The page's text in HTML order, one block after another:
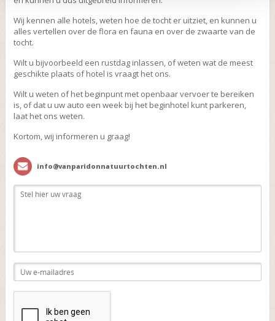
Wij kennen alle hotels, weten hoe de tocht er uitziet, en kunnen u
alles vertellen over de flora en fauna en over de zwaarte van de
tocht.
Wilt u bijvoorbeeld een rustdag inlassen, of weten wat de meest
geschikte plaats of hotel is vraagt het ons.
Wilt u weten of het beginpunt met openbaar vervoer te bereiken
is, of dat u uw auto een week bij het beginhotel kunt parkeren,
laat het ons weten.
Kortom, wij informeren u graag!
info@vanparidonnatuurtochten.nl